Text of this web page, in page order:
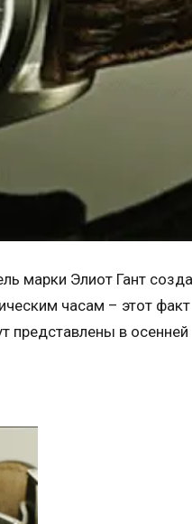
марки Элиот Гант
часам – этот факт
представлены в осенней